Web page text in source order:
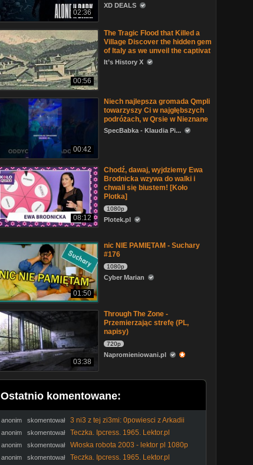
02:36
XD DEALS
00:56
The Tragic Flood that Killed a
Village Discover the hidden gem
of Italy as we unveil the captivat
It’s History X
00:42
Niech najlepsza gromada Qmpli
towarzyszy Ci w najgłębszych
podróżach, w Qrsie w Nieznane
SpecBabka - Klaudia Pi...
08:12
Chodź, dawaj, wyjdziemy Ewa
Brodnicka wzywa do walki i
chwali się biustem! [Koło
Plotka]
1080p
Plotek.pl
01:50
nic NIE PAMIĘTAM - Suchary
#176
1080p
Cyber Marian
03:38
Through The Zone -
Przemierzając strefę (PL,
napisy)
720p
Napromieniowani.pl
Ostatnio komentowane:
anonim skomentował
3 ni3 z tej zi3mi: 0powiesci z Arkadii
odcinek 13 polski dubbing
anonim skomentował Teczka. Ipcress. 1965. Lektor.pl
anonim skomentował Włoska robota 2003 - lektor pl 1080p
anonim skomentował Teczka. Ipcress. 1965. Lektor.pl